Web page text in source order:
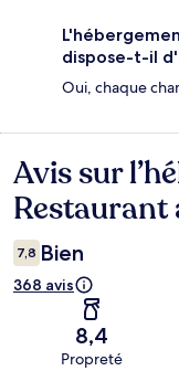
dispose-t-il
Oui, chaque
Avis
Avis sur
Restaurant
7,8 Bien
368 avis
8,4
Propreté